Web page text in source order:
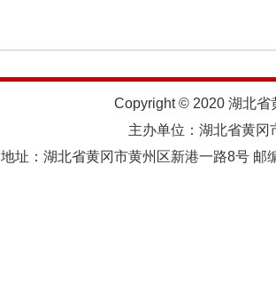
Copyright © 2020 湖北省
主办单位：湖北省黄
地址：湖北省黄冈市黄州区新港一路8号